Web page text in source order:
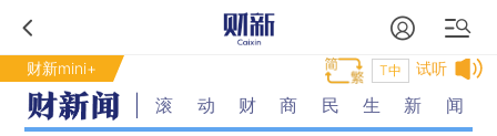
财新mini+ 试听
T中
滚动财商民生新闻